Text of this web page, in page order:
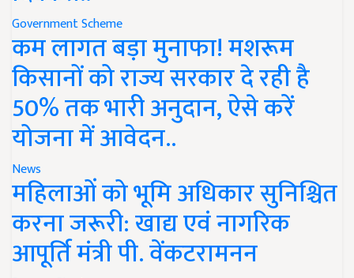
Government Scheme
कम लागत बड़ा मुनाफा! मशरूम
किसानों को राज्य सरकार दे रही है
50% तक भारी अनुदान, ऐसे करें
योजना में आवेदन..
News
महिलाओं को भूमि अधिकार सुनिश्चित
करना जरूरी: खाद्य एवं नागरिक
आपूर्ति मंत्री पी. वेंकटरामनन